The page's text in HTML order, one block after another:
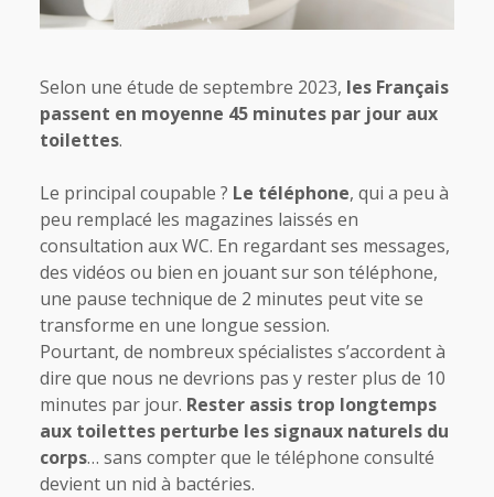
Selon une étude de septembre 2023, les Français
passent en moyenne 45 minutes par jour aux
toilettes.
Le principal coupable ? Le téléphone, qui a peu à
peu remplacé les magazines laissés en
consultation aux WC. En regardant ses messages,
des vidéos ou bien en jouant sur son téléphone,
une pause technique de 2 minutes peut vite se
transforme en une longue session.
Pourtant, de nombreux spécialistes s’accordent à
dire que nous ne devrions pas y rester plus de 10
minutes par jour. Rester assis trop longtemps
aux toilettes perturbe les signaux naturels du
corps… sans compter que le téléphone consulté
devient un nid à bactéries.